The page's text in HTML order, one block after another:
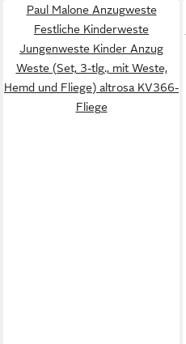
Paul Malone Anzugweste
Festliche Kinderweste
Jungenweste Kinder Anzug
Weste (Set, 3-tlg., mit Weste,
Hemd und Fliege) altrosa KV366-
Fliege